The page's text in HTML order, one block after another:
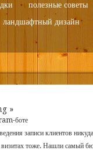
полезные советы
ландшафтный дизайн
»
боте
записи клиентов
визитах тоже. Нашли самый